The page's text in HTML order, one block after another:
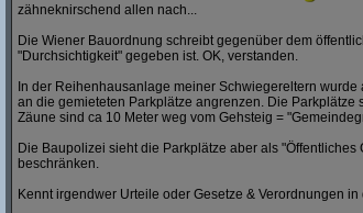
zähneknirschend allen nach...
Die Wiener Bauordnung schreibt gegenüber dem
"Durchsichtigkeit" gegeben ist. OK, verstanden.
In der Reihenhausanlage meiner Schwiegereltern
an die gemieteten Parkplätze angrenzen. Die Parkplätze
Zäune sind ca 10 Meter weg vom Gehsteig =
Die Baupolizei sieht die Parkplätze aber als
beschränken.
Kennt irgendwer Urteile oder Gesetze & Verordnungen